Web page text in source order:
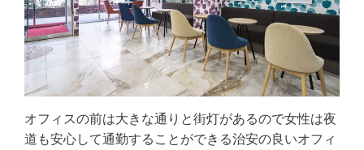
オフィスの前は大きな通りと街灯があるので女性は夜
道も安心して通勤することができる治安の良いオフィ